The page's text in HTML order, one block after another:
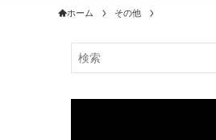
ホーム その他